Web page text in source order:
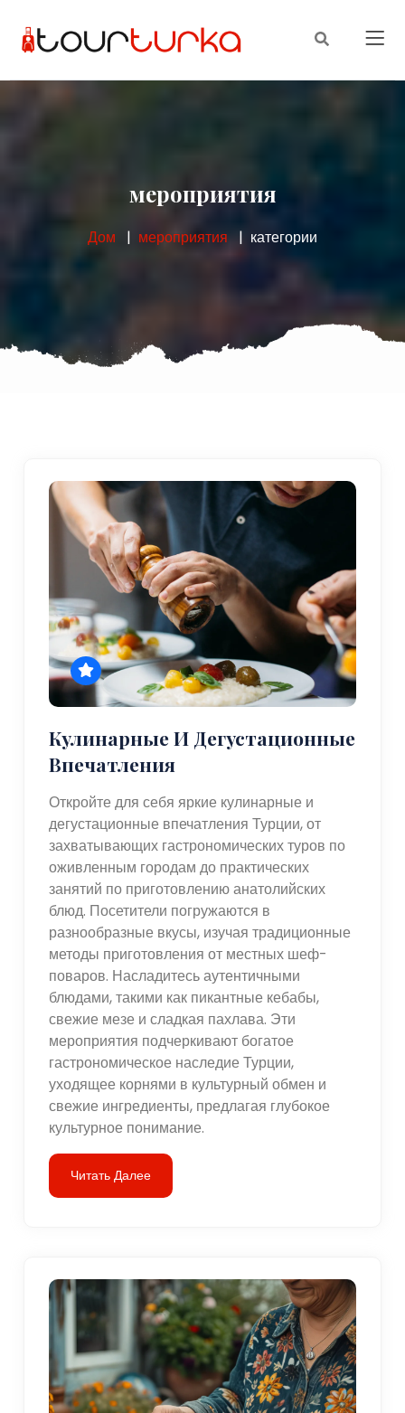
мероприятия
Дом мероприятия категории
Кулинарные И Дегустационные
Впечатления
Откройте для себя яркие кулинарные и
дегустационные впечатления Турции, от
захватывающих гастрономических туров по
оживленным городам до практических
занятий по приготовлению анатолийских
блюд. Посетители погружаются в
разнообразные вкусы, изучая традиционные
методы приготовления от местных шеф-
поваров. Насладитесь аутентичными
блюдами, такими как пикантные кебабы,
свежие мезе и сладкая пахлава. Эти
мероприятия подчеркивают богатое
гастрономическое наследие Турции,
уходящее корнями в культурный обмен и
свежие ингредиенты, предлагая глубокое
культурное понимание.
Читать Далее